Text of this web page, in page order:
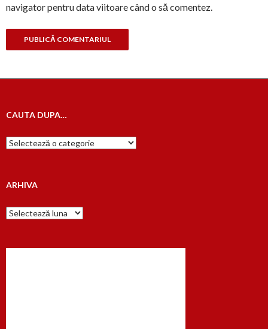
navigator pentru data viitoare când o să comentez.
CAUTA DUPA…
Cauta
dupa…
ARHIVA
Arhiva